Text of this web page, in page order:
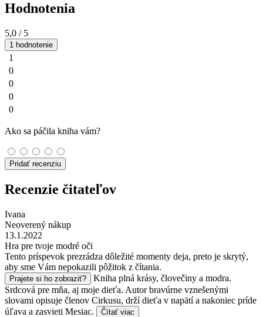
Hodnotenia
5,0 / 5
1 hodnotenie
1
0
0
0
0
Ako sa páčila kniha vám?
Pridať recenziu
Recenzie čitateľov
Ivana
Neoverený nákup
13.1.2022
Hra pre tvoje modré oči
Tento príspevok prezrádza dôležité momenty deja, preto je skrytý,
aby sme Vám nepokazili pôžitok z čítania.
Prajete si ho zobraziť?
Kniha plná krásy, človečiny a modra.
Srdcová pre mňa, aj moje dieťa. Autor bravúrne vznešenými
slovami opisuje členov Cirkusu, drží dieťa v napätí a nakoniec príde
úľava a zasvieti Mesiac.
Čítať viac